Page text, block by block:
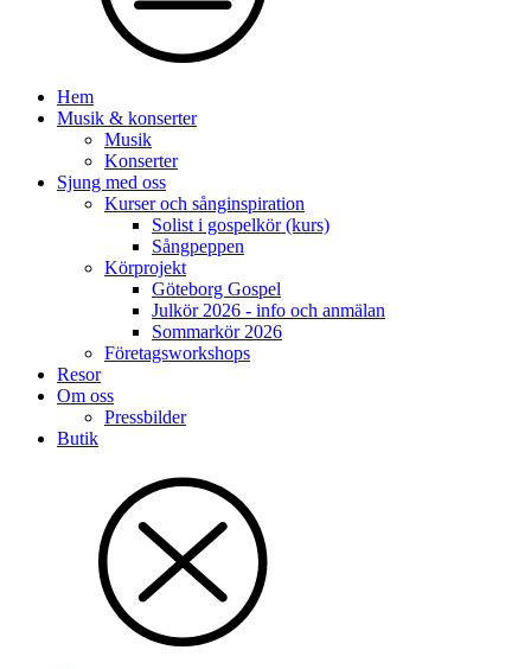
Hem
Musik & konserter
Musik
Konserter
Sjung med oss
Kurser och sånginspiration
Solist i gospelkör (kurs)
Sångpeppen
Körprojekt
Göteborg Gospel
Julkör 2026 - info och anmälan
Sommarkör 2026
Företagsworkshops
Resor
Om oss
Pressbilder
Butik